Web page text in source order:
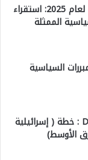
خارطة الانتخابات البرلمانية لعام 2025: استقراء
الممثلة
السياسية
ممر داوود David’s Corrido : خطة ( إسرائيلية
الأوسط)